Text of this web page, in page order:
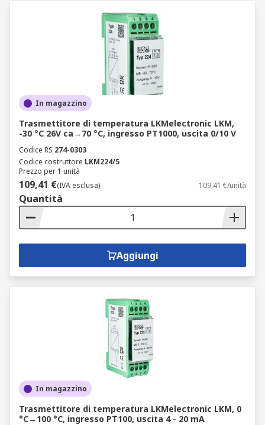
In magazzino
Trasmettitore di temperatura LKMelectronic LKM,
-30 °C 26V ca→70 °C, ingresso PT1000, uscita 0/10 V
Codice RS 274-0303
Codice costruttore LKM224/5
Prezzo per 1 unità
109,41 €(IVA esclusa) 109,41 €/unità
Quantità
Aggiungi
In magazzino
Trasmettitore di temperatura LKMelectronic LKM, 0
°C→100 °C, ingresso PT100, uscita 4 - 20 mA